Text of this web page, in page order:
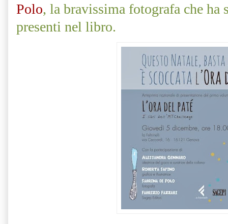
Polo, la bravissima fotografa che ha
presenti nel libro.